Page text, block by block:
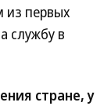
из первых
службу в
стране, у